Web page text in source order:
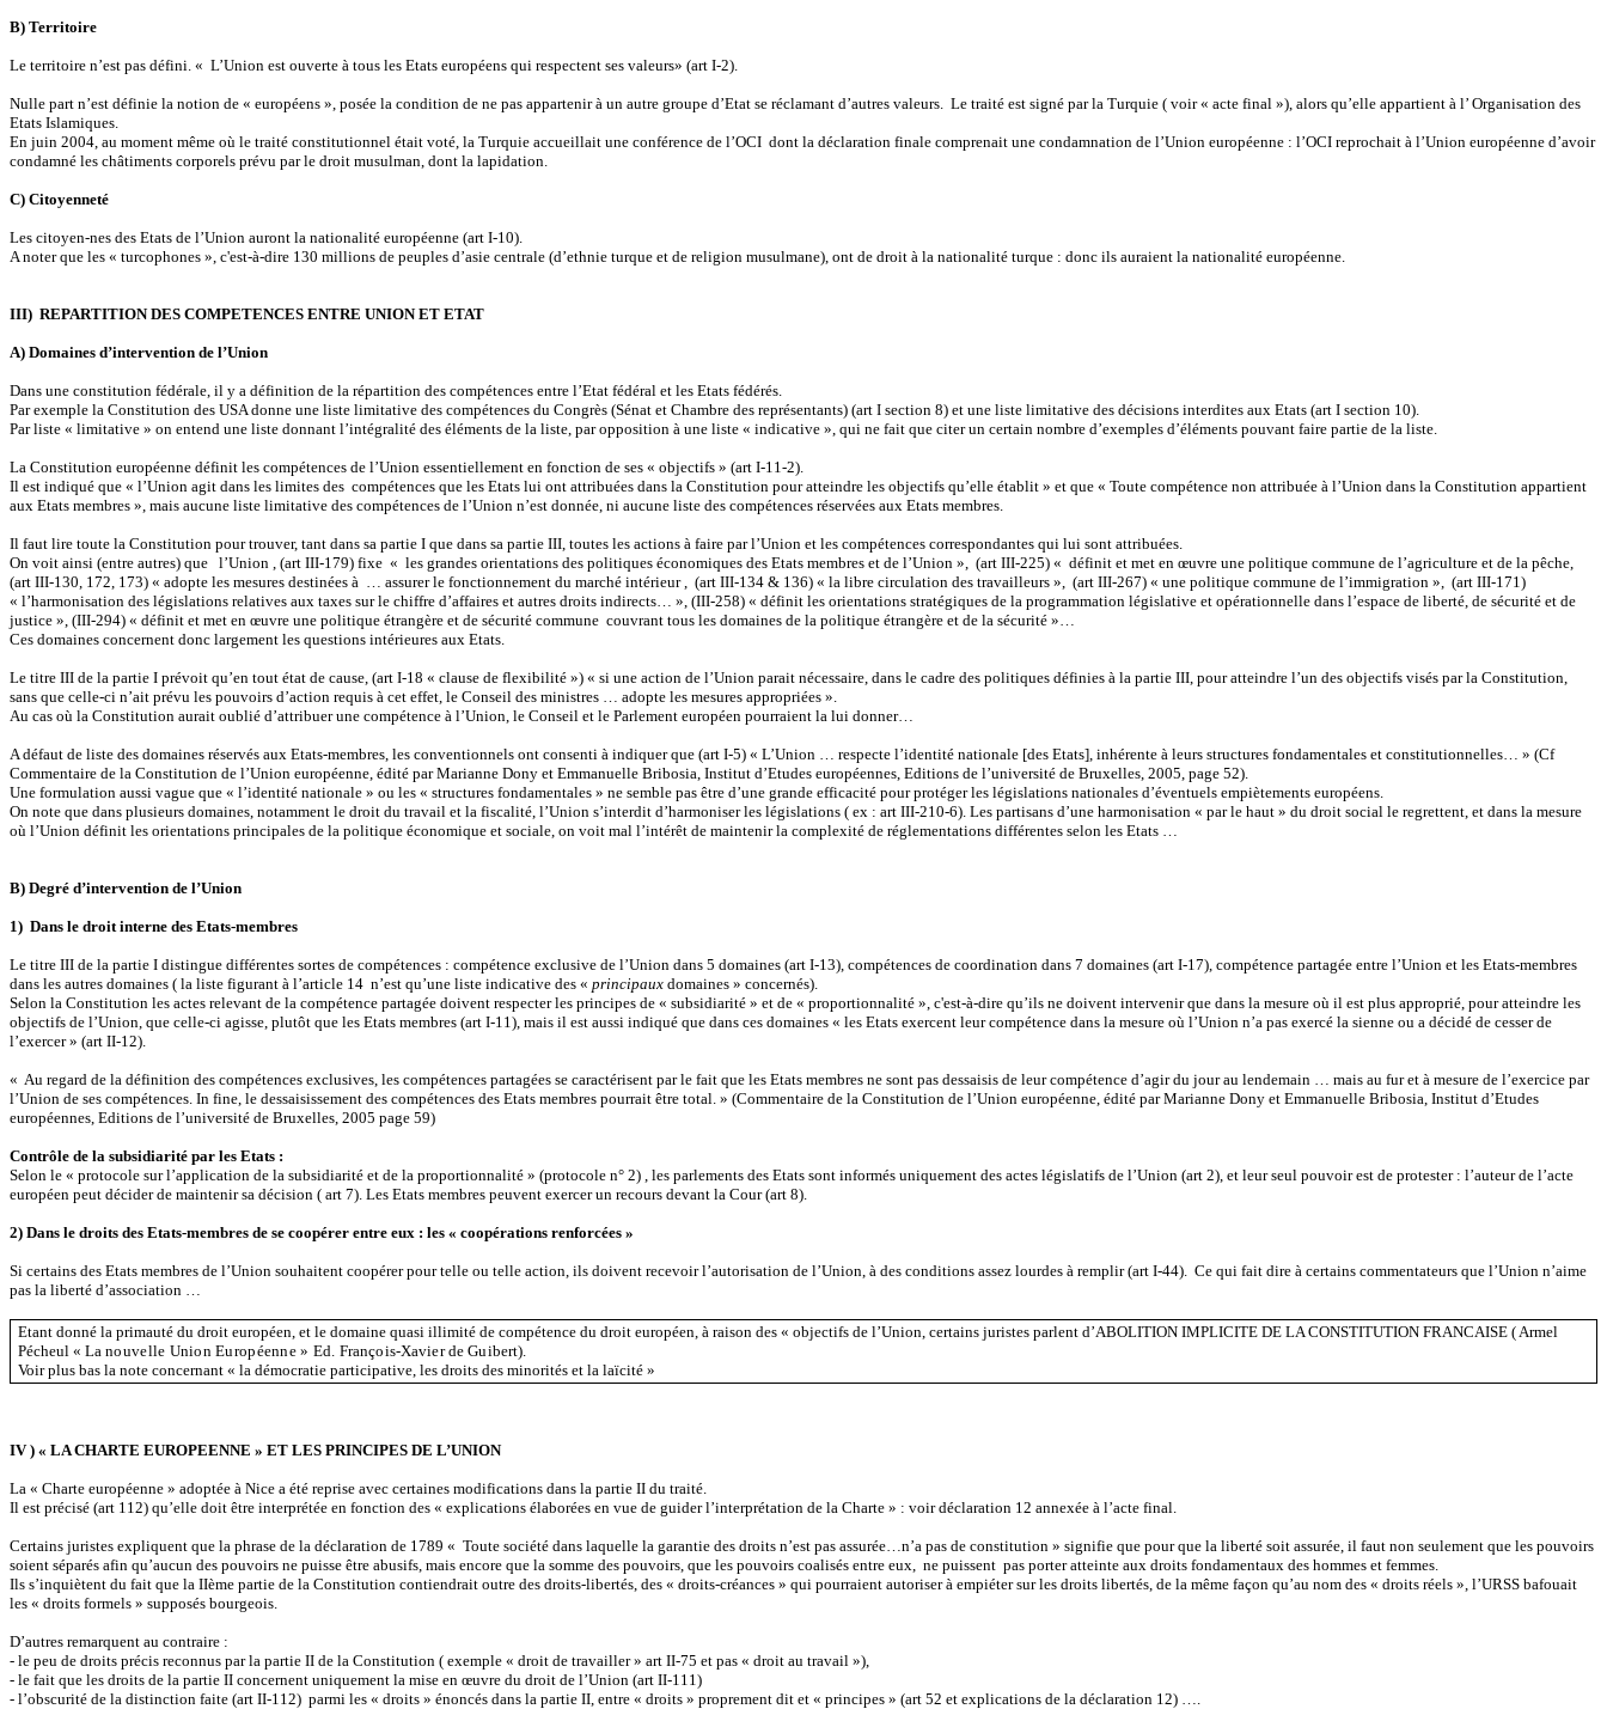
B) Territoire
Le territoire n’est pas défini. « L’Union est ouverte à tous les Etats européens qui respectent ses valeurs» (art I-2).
Nulle part n’est définie la notion de « européens », posée la condition de ne pas appartenir à un autre groupe d’Etat se réclamant d’autres valeurs. Le traité est signé par la Turquie ( voir « acte final »), alors qu’elle appartient à l’ Organisation des
Etats Islamiques.
En juin 2004, au moment même où le traité constitutionnel était voté, la Turquie accueillait une conférence de l’OCI dont la déclaration finale comprenait une condamnation de l’Union européenne : l’OCI reprochait à l’Union européenne d’avoir
condamné les châtiments corporels prévu par le droit musulman, dont la lapidation.
C) Citoyenneté
Les citoyen-nes des Etats de l’Union auront la nationalité européenne (art I-10).
A noter que les « turcophones », c'est-à-dire 130 millions de peuples d’asie centrale (d’ethnie turque et de religion musulmane), ont de droit à la nationalité turque : donc ils auraient la nationalité européenne.
III) REPARTITION DES COMPETENCES ENTRE UNION ET ETAT
A) Domaines d’intervention de l’Union
Dans une constitution fédérale, il y a définition de la répartition des compétences entre l’Etat fédéral et les Etats fédérés.
Par exemple la Constitution des USA donne une liste limitative des compétences du Congrès (Sénat et Chambre des représentants) (art I section 8) et une liste limitative des décisions interdites aux Etats (art I section 10).
Par liste « limitative » on entend une liste donnant l’intégralité des éléments de la liste, par opposition à une liste « indicative », qui ne fait que citer un certain nombre d’exemples d’éléments pouvant faire partie de la liste.
La Constitution européenne définit les compétences de l’Union essentiellement en fonction de ses « objectifs » (art I-11-2).
Il est indiqué que « l’Union agit dans les limites des compétences que les Etats lui ont attribuées dans la Constitution pour atteindre les objectifs qu’elle établit » et que « Toute compétence non attribuée à l’Union dans la Constitution appartient
aux Etats membres », mais aucune liste limitative des compétences de l’Union n’est donnée, ni aucune liste des compétences réservées aux Etats membres.
Il faut lire toute la Constitution pour trouver, tant dans sa partie I que dans sa partie III, toutes les actions à faire par l’Union et les compétences correspondantes qui lui sont attribuées.
On voit ainsi (entre autres) que l’Union , (art III-179) fixe « les grandes orientations des politiques économiques des Etats membres et de l’Union », (art III-225) « définit et met en œuvre une politique commune de l’agriculture et de la pêche,
(art III-130, 172, 173) « adopte les mesures destinées à … assurer le fonctionnement du marché intérieur , (art III-134 & 136) « la libre circulation des travailleurs », (art III-267) « une politique commune de l’immigration », (art III-171)
« l’harmonisation des législations relatives aux taxes sur le chiffre d’affaires et autres droits indirects… », (III-258) « définit les orientations stratégiques de la programmation législative et opérationnelle dans l’espace de liberté, de sécurité et de
justice », (III-294) « définit et met en œuvre une politique étrangère et de sécurité commune couvrant tous les domaines de la politique étrangère et de la sécurité »…
Ces domaines concernent donc largement les questions intérieures aux Etats.
Le titre III de la partie I prévoit qu’en tout état de cause, (art I-18 « clause de flexibilité ») « si une action de l’Union parait nécessaire, dans le cadre des politiques définies à la partie III, pour atteindre l’un des objectifs visés par la Constitution,
sans que celle-ci n’ait prévu les pouvoirs d’action requis à cet effet, le Conseil des ministres … adopte les mesures appropriées ».
Au cas où la Constitution aurait oublié d’attribuer une compétence à l’Union, le Conseil et le Parlement européen pourraient la lui donner…
A défaut de liste des domaines réservés aux Etats-membres, les conventionnels ont consenti à indiquer que (art I-5) « L’Union … respecte l’identité nationale [des Etats], inhérente à leurs structures fondamentales et constitutionnelles… » (Cf
Commentaire de la Constitution de l’Union européenne, édité par Marianne Dony et Emmanuelle Bribosia, Institut d’Etudes européennes, Editions de l’université de Bruxelles, 2005, page 52).
Une formulation aussi vague que « l’identité nationale » ou les « structures fondamentales » ne semble pas être d’une grande efficacité pour protéger les législations nationales d’éventuels empiètements européens.
On note que dans plusieurs domaines, notamment le droit du travail et la fiscalité, l’Union s’interdit d’harmoniser les législations ( ex : art III-210-6). Les partisans d’une harmonisation « par le haut » du droit social le regrettent, et dans la mesure
où l’Union définit les orientations principales de la politique économique et sociale, on voit mal l’intérêt de maintenir la complexité de réglementations différentes selon les Etats …
B) Degré d’intervention de l’Union
1) Dans le droit interne des Etats-membres
Le titre III de la partie I distingue différentes sortes de compétences : compétence exclusive de l’Union dans 5 domaines (art I-13), compétences de coordination dans 7 domaines (art I-17), compétence partagée entre l’Union et les Etats-membres
dans les autres domaines ( la liste figurant à l’article 14 n’est qu’une liste indicative des « principaux domaines » concernés).
Selon la Constitution les actes relevant de la compétence partagée doivent respecter les principes de « subsidiarité » et de « proportionnalité », c'est-à-dire qu’ils ne doivent intervenir que dans la mesure où il est plus approprié, pour atteindre les
objectifs de l’Union, que celle-ci agisse, plutôt que les Etats membres (art I-11), mais il est aussi indiqué que dans ces domaines « les Etats exercent leur compétence dans la mesure où l’Union n’a pas exercé la sienne ou a décidé de cesser de
l’exercer » (art II-12).
« Au regard de la définition des compétences exclusives, les compétences partagées se caractérisent par le fait que les Etats membres ne sont pas dessaisis de leur compétence d’agir du jour au lendemain … mais au fur et à mesure de l’exercice par
l’Union de ses compétences. In fine, le dessaisissement des compétences des Etats membres pourrait être total. » (Commentaire de la Constitution de l’Union européenne, édité par Marianne Dony et Emmanuelle Bribosia, Institut d’Etudes
européennes, Editions de l’université de Bruxelles, 2005 page 59)
Contrôle de la subsidiarité par les Etats :
Selon le « protocole sur l’application de la subsidiarité et de la proportionnalité » (protocole n° 2) , les parlements des Etats sont informés uniquement des actes législatifs de l’Union (art 2), et leur seul pouvoir est de protester : l’auteur de l’acte
européen peut décider de maintenir sa décision ( art 7). Les Etats membres peuvent exercer un recours devant la Cour (art 8).
2) Dans le droits des Etats-membres de se coopérer entre eux : les « coopérations renforcées »
Si certains des Etats membres de l’Union souhaitent coopérer pour telle ou telle action, ils doivent recevoir l’autorisation de l’Union, à des conditions assez lourdes à remplir (art I-44). Ce qui fait dire à certains commentateurs que l’Union n’aime
pas la liberté d’association …
Etant donné la primauté du droit européen, et le domaine quasi illimité de compétence du droit européen, à raison des « objectifs de l’Union, certains juristes parlent d’ABOLITION IMPLICITE DE LA CONSTITUTION FRANCAISE ( Armel
Pécheul « La nouvelle Union Européenne » Ed. François-Xavier de Guibert).
Voir plus bas la note concernant « la démocratie participative, les droits des minorités et la laïcité »
IV ) « LA CHARTE EUROPEENNE » ET LES PRINCIPES DE L’UNION
La « Charte européenne » adoptée à Nice a été reprise avec certaines modifications dans la partie II du traité.
Il est précisé (art 112) qu’elle doit être interprétée en fonction des « explications élaborées en vue de guider l’interprétation de la Charte » : voir déclaration 12 annexée à l’acte final.
Certains juristes expliquent que la phrase de la déclaration de 1789 « Toute société dans laquelle la garantie des droits n’est pas assurée…n’a pas de constitution » signifie que pour que la liberté soit assurée, il faut non seulement que les pouvoirs
soient séparés afin qu’aucun des pouvoirs ne puisse être abusifs, mais encore que la somme des pouvoirs, que les pouvoirs coalisés entre eux, ne puissent pas porter atteinte aux droits fondamentaux des hommes et femmes.
Ils s’inquiètent du fait que la IIème partie de la Constitution contiendrait outre des droits-libertés, des « droits-créances » qui pourraient autoriser à empiéter sur les droits libertés, de la même façon qu’au nom des « droits réels », l’URSS bafouait
les « droits formels » supposés bourgeois.
D’autres remarquent au contraire :
- le peu de droits précis reconnus par la partie II de la Constitution ( exemple « droit de travailler » art II-75 et pas « droit au travail »),
- le fait que les droits de la partie II concernent uniquement la mise en œuvre du droit de l’Union (art II-111)
- l’obscurité de la distinction faite (art II-112) parmi les « droits » énoncés dans la partie II, entre « droits » proprement dit et « principes » (art 52 et explications de la déclaration 12) ….